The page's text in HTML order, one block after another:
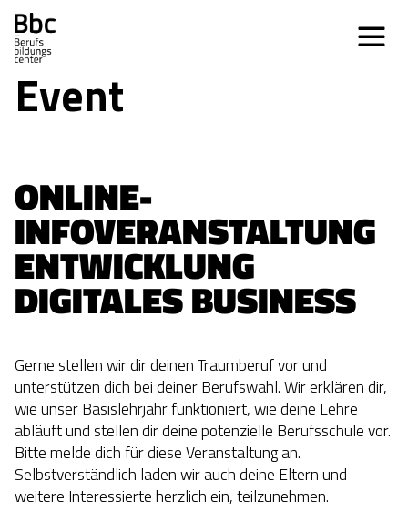
Event
ONLINE-
INFOVERANSTALTUNG
ENTWICKLUNG
DIGITALES BUSINESS
Gerne stellen wir dir deinen Traumberuf vor und
unterstützen dich bei deiner Berufswahl. Wir erklären dir,
wie unser Basislehrjahr funktioniert, wie deine Lehre
abläuft und stellen dir deine potenzielle Berufsschule vor.
Bitte melde dich für diese Veranstaltung an.
Selbstverständlich laden wir auch deine Eltern und
weitere Interessierte herzlich ein, teilzunehmen.